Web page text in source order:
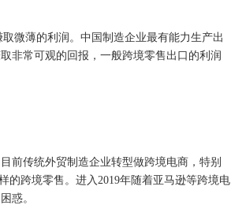
微薄的利润。中国制造企业最有能力生产出
非常可观的回报，一般跨境零售出口的利润
传统外贸制造企业转型做跨境电商，特别
的跨境零售。进入2019年随着亚马逊等跨境电
惑。